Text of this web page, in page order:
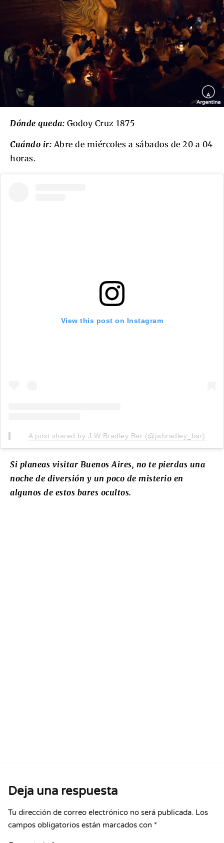
Dónde queda: Godoy Cruz 1875
Cuándo ir: Abre de miércoles a sábados de 20 a 04
horas.
View this post on Instagram
A post shared by J.W Bradley Bar (@jwbradley_bar)
Si planeas visitar Buenos Aires, no te pierdas una
noche de diversión y un poco de misterio en
algunos de estos bares ocultos.
Deja una respuesta
Tu dirección de correo electrónico no será publicada. Los
campos obligatorios están marcados con *